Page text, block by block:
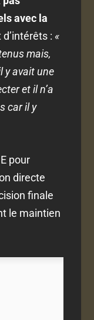
avec la
d’intérêts :«
mais,
y avait une
et il n’a
car il y
pour
directe
finale
le maintien